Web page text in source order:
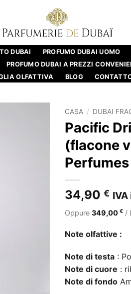
DUBAI PROFUMO DUBAI UOMO
PROFUMO DUBAI A PREZZI
OLFATTIVA
BLOG
CASA / DUBAI
Pacific
(flacone
34,90 €
Oppure 349,00 € /
Note olfattive :
Note di testa :
Note di cuore :
Note di fondo